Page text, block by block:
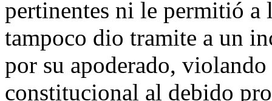
pertinentes ni le permitió a
tampoco dio tramite a un
por su apoderado,
constitucional al debido